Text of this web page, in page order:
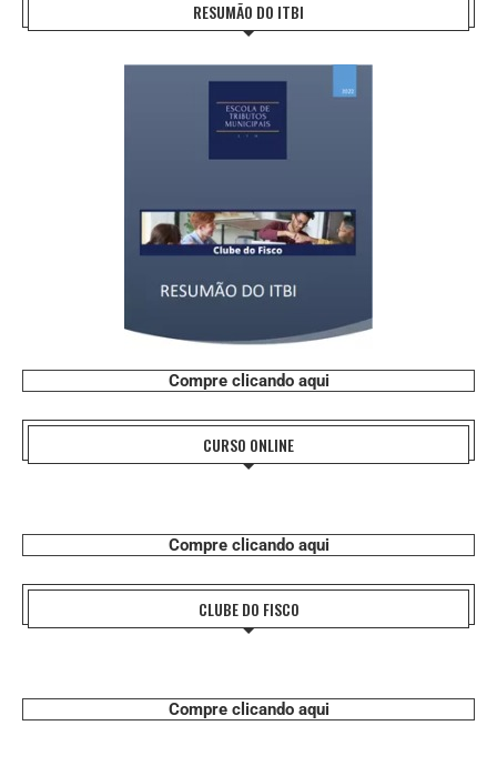
RESUMÃO DO ITBI
Compre clicando aqui
CURSO ONLINE
Compre clicando aqui
CLUBE DO FISCO
Compre clicando aqui